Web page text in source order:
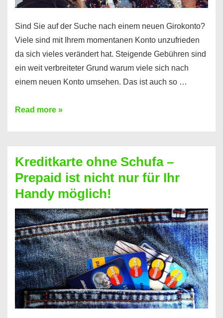
Sind Sie auf der Suche nach einem neuen Girokonto?
Viele sind mit Ihrem momentanen Konto unzufrieden
da sich vieles verändert hat. Steigende Gebühren sind
ein weit verbreiteter Grund warum viele sich nach
einem neuen Konto umsehen. Das ist auch so …
Konto
Neueröffnung
trotz
Schufaeintrag
möglich
Read more »
Kreditkarte ohne Schufa –
Prepaid ist nicht nur für Ihr
Handy möglich!